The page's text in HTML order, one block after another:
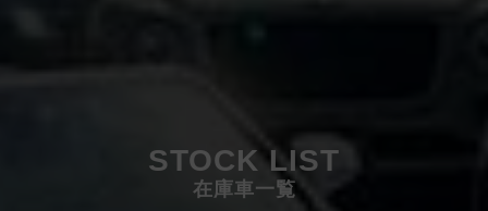
STOCK LIST
在庫車一覧